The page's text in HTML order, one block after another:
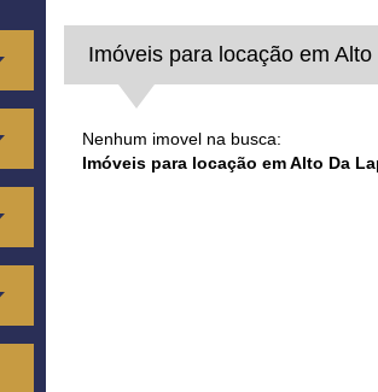
Imóveis para locação em
Nenhum imovel na busca:
Imóveis para locação em Alto Da